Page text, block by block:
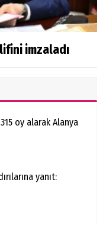
imzaladı
oy alarak Alanya
yanıt: